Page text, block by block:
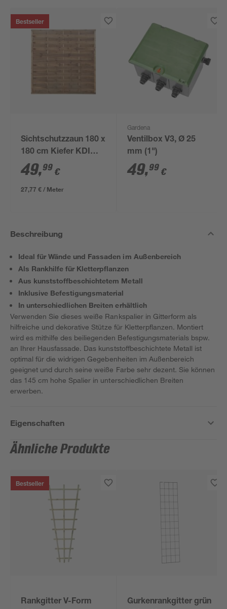
Bestseller
Sichtschutzzaun 180 x
180 cm Kiefer KDI
braun
49,99 €
27,77 € / Meter
Gardena
Ventilbox V3, Ø 25
mm (1")
49,99 €
Beschreibung
Ideal für Wände und Fassaden im Außenbereich
Als Rankhilfe für Kletterpflanzen
Aus kunststoffbeschichtetem Metall
Inklusive Befestigungsmaterial
In unterschiedlichen Breiten erhältlich
Verwenden Sie dieses weiße Rankspalier in Gitterform als
hilfreiche und dekorative Stütze für Kletterpflanzen. Montiert
wird es mithilfe des beiliegenden Befestigungsmaterials bspw.
an Ihrer Hausfassade. Das kunststoffbeschichtete Metall ist
optimal für die widrigen Gegebenheiten im Außenbereich
geeignet und durch seine weiße Farbe sehr dezent. Sie können
das 145 cm hohe Spalier in unterschiedlichen Breiten
erwerben.
Eigenschaften
Ähnliche Produkte
Bestseller
Rankgitter V-Form
Gurkenrankgitter grün